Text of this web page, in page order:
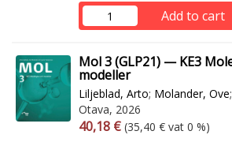
Add to cart
Mol 3 (GLP21) — KE3
modeller
Liljeblad, Arto; Molander, Ove;
Otava, 2026
Arvonlisäverollinen hinta
40,18 € Excl. vat
(35,40 € vat 0 %)